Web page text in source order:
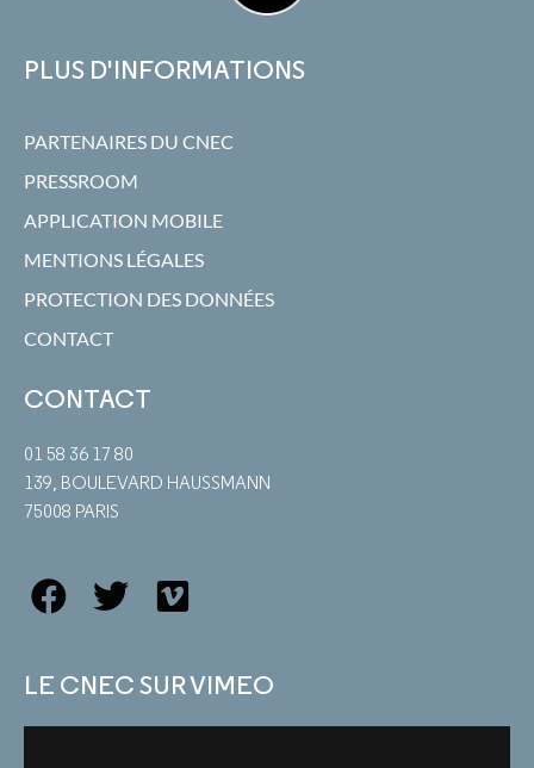
PLUS D'INFORMATIONS
PARTENAIRES DU CNEC
PRESSROOM
APPLICATION MOBILE
MENTIONS LÉGALES
PROTECTION DES DONNÉES
CONTACT
CONTACT
01 58 36 17 80
139, BOULEVARD HAUSSMANN
75008 PARIS
LE CNEC SUR VIMEO